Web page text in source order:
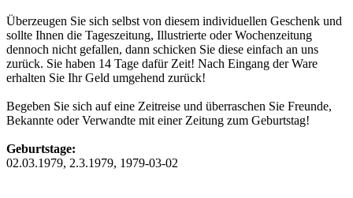
Überzeugen Sie sich selbst von diesem individuellen Geschenk und
sollte Ihnen die Tageszeitung, Illustrierte oder Wochenzeitung
dennoch nicht gefallen, dann schicken Sie diese einfach an uns
zurück. Sie haben 14 Tage dafür Zeit! Nach Eingang der Ware
erhalten Sie Ihr Geld umgehend zurück!
Begeben Sie sich auf eine Zeitreise und überraschen Sie Freunde,
Bekannte oder Verwandte mit einer Zeitung zum Geburtstag!
Geburtstage:
02.03.1979, 2.3.1979, 1979-03-02